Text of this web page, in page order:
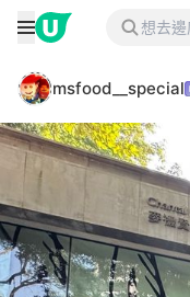
msfood__special